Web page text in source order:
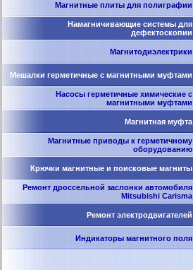
Магнитные плиты для полиграфии
Намагничивающие системы для
дефектоскопии
Магнитодиэлектрики
Мешалки герметичные с магнитными муфтами
Насосы герметичные химические с
магнитными муфтами
Магнитная муфта
Магнитные приводы к герметичному
оборудованию
Крючки магнитные и поисковые магниты
Ремонт дроссельной заслонки автомобиля
Mitsubishi Carisma
Ремонт электродвигателей
Индикаторы магнитного поля